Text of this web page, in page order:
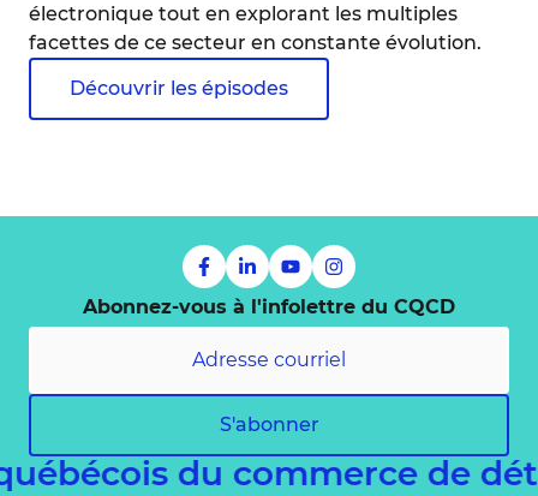
électronique tout en explorant les multiples
facettes de ce secteur en constante évolution.
Découvrir les épisodes
Abonnez-vous à l'infolettre du CQCD
S'abonner
du commerce de